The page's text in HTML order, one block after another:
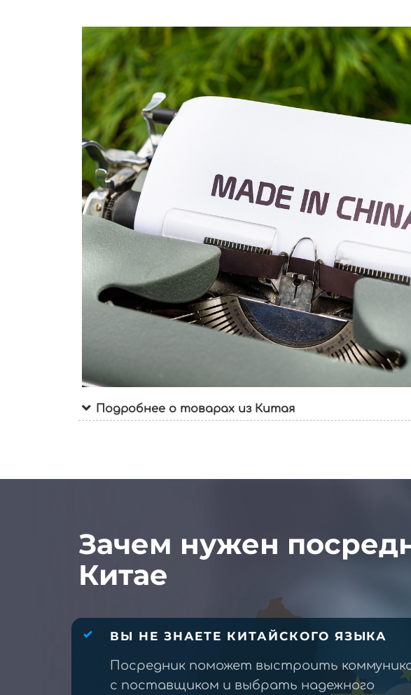
Подробнее о товарах из Китая
Зачем нужен
Китае
ВЫ НЕ ЗНАЕТЕ КИТАЙСКОГО ЯЗЫКА
Посредник поможет выстроить
с поставщиком и выбрать надежного